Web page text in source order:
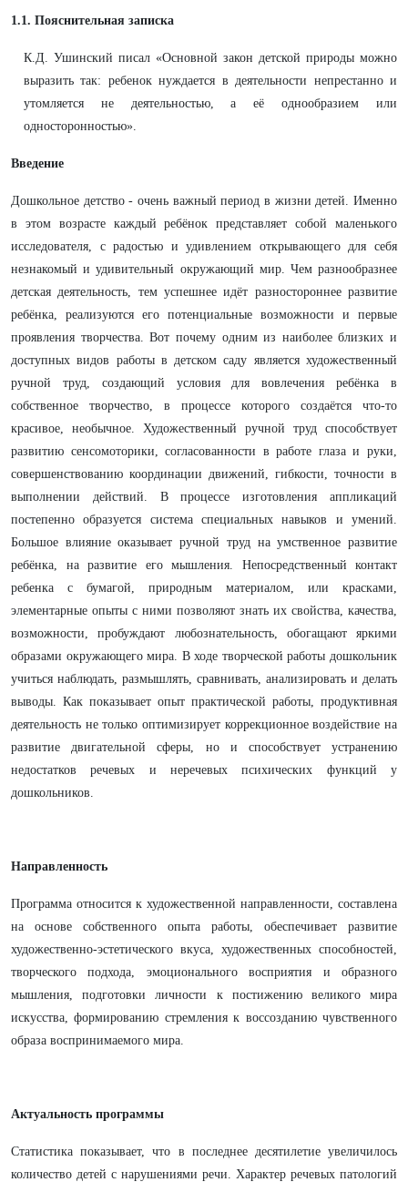
1.1. Пояснительная записка
К.Д. Ушинский писал «Основной закон детской природы можно
выразить так: ребенок нуждается в деятельности непрестанно и
утомляется не деятельностью, а её однообразием или
односторонностью».
Введение
Дошкольное детство - очень важный период в жизни детей. Именно
в этом возрасте каждый ребёнок представляет собой маленького
исследователя, с радостью и удивлением открывающего для себя
незнакомый и удивительный окружающий мир. Чем разнообразнее
детская деятельность, тем успешнее идёт разностороннее развитие
ребёнка, реализуются его потенциальные возможности и первые
проявления творчества. Вот почему одним из наиболее близких и
доступных видов работы в детском саду является художественный
ручной труд, создающий условия для вовлечения ребёнка в
собственное творчество, в процессе которого создаётся что-то
красивое, необычное. Художественный ручной труд способствует
развитию сенсомоторики, согласованности в работе глаза и руки,
совершенствованию координации движений, гибкости, точности в
выполнении действий. В процессе изготовления аппликаций
постепенно образуется система специальных навыков и умений.
Большое влияние оказывает ручной труд на умственное развитие
ребёнка, на развитие его мышления. Непосредственный контакт
ребенка с бумагой, природным материалом, или красками,
элементарные опыты с ними позволяют знать их свойства, качества,
возможности, пробуждают любознательность, обогащают яркими
образами окружающего мира. В ходе творческой работы дошкольник
учиться наблюдать, размышлять, сравнивать, анализировать и делать
выводы. Как показывает опыт практической работы, продуктивная
деятельность не только оптимизирует коррекционное воздействие на
развитие двигательной сферы, но и способствует устранению
недостатков речевых и неречевых психических функций у
дошкольников.
Направленность
Программа относится к художественной направленности, составлена
на основе собственного опыта работы, обеспечивает развитие
художественно-эстетического вкуса, художественных способностей,
творческого подхода, эмоционального восприятия и образного
мышления, подготовки личности к постижению великого мира
искусства, формированию стремления к воссозданию чувственного
образа воспринимаемого мира.
Актуальность программы
Статистика показывает, что в последнее десятилетие увеличилось
количество детей с нарушениями речи. Характер речевых патологий